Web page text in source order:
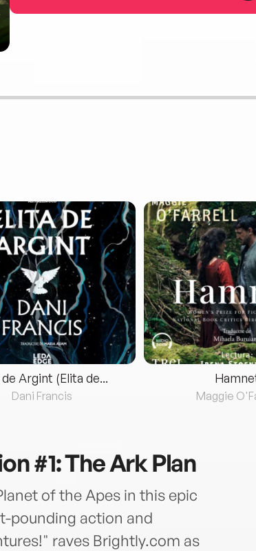
de Argint (Elita de...
Dani Francis Maggie
#1: The Ark Plan
of the Apes in this epic
pounding action and
raves Brightly.com as